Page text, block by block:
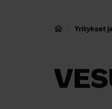
Etusivu
Yritykset